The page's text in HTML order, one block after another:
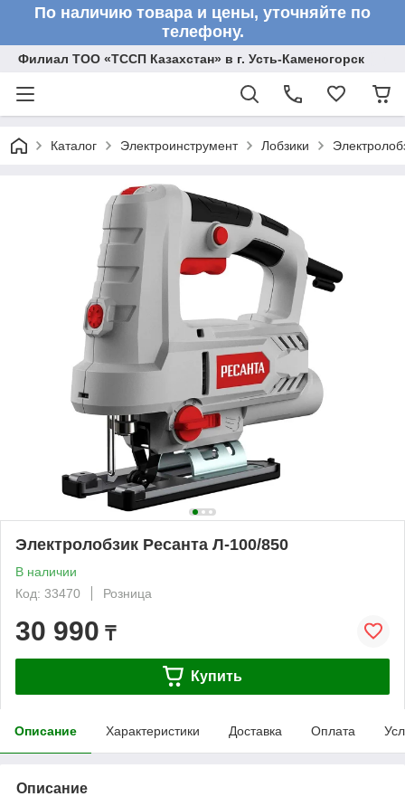
По наличию товара и цены, уточняйте по
телефону.
Филиал ТОО «ТССП Казахстан» в г. Усть-Каменогорск
Каталог Электроинструмент Лобзики
Электролобзик Ресанта Л-100/850
В наличии
Код: 33470
Розница
30 990 ₸
Купить
Описание Характеристики Доставка Оплата
Описание